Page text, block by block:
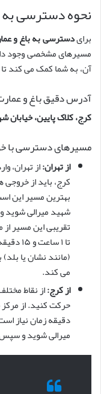
نحوه دسترسی
برایدسترسی به باغ و
مسیرهای مشخصی وجود
آن، به شما کمک می کند
آدرس دقیق باغ و
کرج، کلاک پایین، خیابان
مسیرهای دسترسی با
از تهران:از تهران،
کرج، باید از
بهترین مسیر این
شهید میرالی
تا ۱
(مانند نشان یا
می کند.
از کرج:از نقاط
دقیقه زمان نیاز
میرالی شوید و